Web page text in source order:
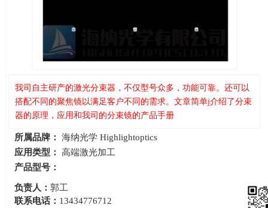
我司自主研产的激光分束器，不仅型号众多，功能可靠。还可以
搭配不同的聚焦镜以满足客户不同的需求。文章简单j介绍了分束
器的原理，应用和我司的分束镜的产品手册
所属品牌：
海纳光学 Highlightoptics
应用类型：
高端激光加工
产品型号：
负责人：郭工
联系电话： 13434776712